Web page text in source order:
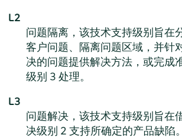
L2
问题隔离，该技术支持级别旨在
客户问题、隔离问题区域，并针
决的问题提供解决方法，或完成
级别 3 处理。
L3
问题解决，该技术支持级别旨在
决级别 2 支持所确定的产品缺陷。